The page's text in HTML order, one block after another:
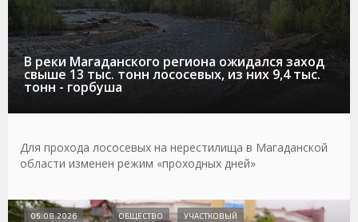
В реки Магаданского региона ожидался заход
свыше 13 тыс. тонн лососевых, из них 9,4 тыс.
тонн - горбуша
Для прохода лососевых на нерестилища в Магаданской
области изменен режим «проходных дней»
05.08.2026 ОБЩЕСТВО УЧАСТКОВЫЙ